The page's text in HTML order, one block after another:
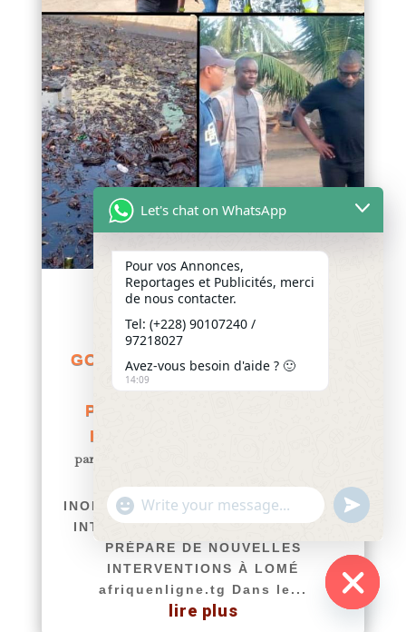
TOGO / GESTION POST-
INONDATIONS : LE
GOUVERNEMENT INTENSIFIE
LES INSPECTIONS ET
PRÉPARE DE NOUVELLES
INTERVENTIONS À LOMÉ
par
TOGO / GESTION POST-
INONDATIONS : LE GOUVERNEMENT
INTENSIFIE LES INSPECTIONS ET
PRÉPARE DE NOUVELLES
INTERVENTIONS À LOMÉ
afriquenligne.tg Dans le...
lire plus
Let's chat on WhatsApp
Pour vos Annonces,
Reportages et Publicités, merci
de nous contacter.
Tel: (+228) 90107240 /
97218027
Avez-vous besoin d'aide ? 🙂
14:09
"+chaty_settings.lang.emoji_picker+"
WhatsApp
undefined